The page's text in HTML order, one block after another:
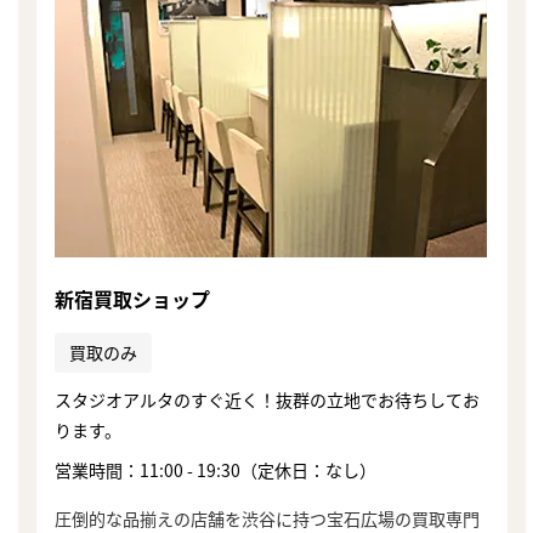
新宿買取ショップ
買取のみ
スタジオアルタのすぐ近く！抜群の立地でお待ちしてお
ります。
営業時間：11:00 - 19:30（定休日：なし）
圧倒的な品揃えの店舗を渋谷に持つ宝石広場の買取専門
まずは